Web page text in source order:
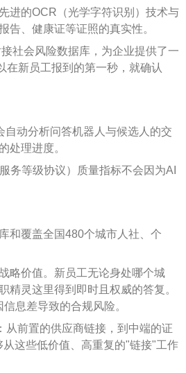
进的OCR（光学字符识别）技术与
告、健康证等证照的真实性。
社会风险数据库，为企业提供了一
在新员工报到的第一秒，就确认
动分析问答机器人与候选人的交
处理进度。
务等级协议）质量指标不会因为AI
和覆盖全国480个城市人社、个
略价值。新员工无论身处哪个城
灵这里得到即时且权威的答复。
息差导致的合规风险。
从前置的供应商链接，到中端的证
这些低价值、高重复的"链接"工作